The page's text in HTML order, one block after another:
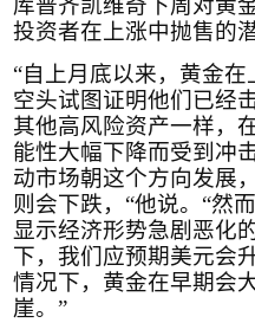
库普齐凯维奇下周对黄
投资者在上涨中抛售的
“自上月底以来，黄金
空头试图证明他们已经
其他高风险资产一样，
能性大幅下降而受到冲
动市场朝这个方向发展
则会下跌，“他说。“然
显示经济形势急剧恶化
下，我们应预期美元会
情况下，黄金在早期会
崖。”